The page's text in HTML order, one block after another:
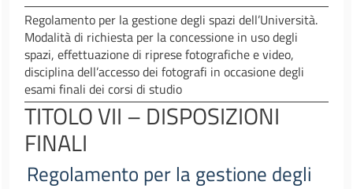
Regolamento per la gestione degli spazi dell’Università.
Modalità di richiesta per la concessione in uso degli
spazi, effettuazione di riprese fotografiche e video,
disciplina dell’accesso dei fotografi in occasione degli
esami finali dei corsi di studio
TITOLO VII – DISPOSIZIONI
FINALI
Regolamento per la gestione degli